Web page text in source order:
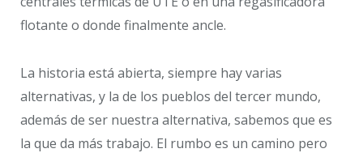
flotante o donde finalmente ancle.
La historia está abierta, siempre hay varias
alternativas, y la de los pueblos del tercer mundo,
además de ser nuestra alternativa, sabemos que es
la que da más trabajo. El rumbo es un camino pero